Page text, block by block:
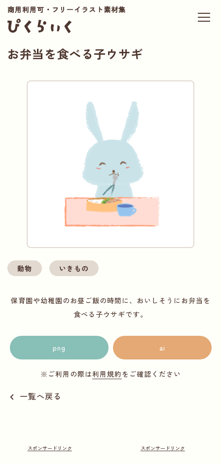
商用利用可・フリーイラスト素材集
お弁当を食べる子ウサギ
動物 いきもの
保育園や幼稚園のお昼ご飯の時間に、おいしそうにお弁当を
食べる子ウサギです。
png ai
※ご利用の際は利用規約をご確認ください
一覧へ戻る